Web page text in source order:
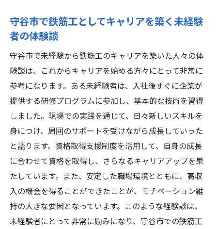
守谷市で鉄筋工としてキャリアを築く未経験
者の体験談
守谷市で未経験から鉄筋工のキャリアを築いた人々の体
験談は、これからキャリアを始める方々にとって非常に
参考になります。ある未経験者は、入社後すぐに企業が
提供する研修プログラムに参加し、基本的な技術を習得
しました。現場での実践を通じて、日々新しいスキルを
身につけ、周囲のサポートを受けながら成長していった
と語ります。資格取得支援制度を活用して、自身の成長
に合わせて資格を取得し、さらなるキャリアアップを果
たしています。また、安定した職場環境とともに、高収
入の機会を得ることができたことが、モチベーション維
持の大きな要因となっています。このような経験談は、
未経験者にとって非常に励みになり、守谷市での鉄筋工